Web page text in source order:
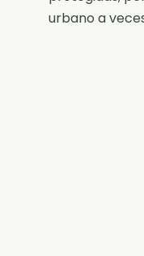
urbano a